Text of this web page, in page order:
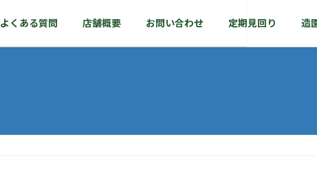
よくある質問 店舗概要 お問い合わせ 定期見回り 造